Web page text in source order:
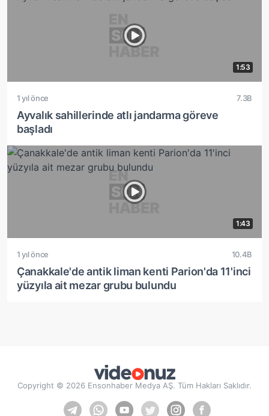
1:53
1 yıl önce 7.3B
Ayvalık sahillerinde atlı jandarma göreve
başladı
1:43
1 yıl önce 10.4B
Çanakkale'de antik liman kenti Parion'da 11'inci
yüzyıla ait mezar grubu bulundu
Copyright © 2026 Ensonhaber Medya AŞ. Tüm Hakları Saklıdır.